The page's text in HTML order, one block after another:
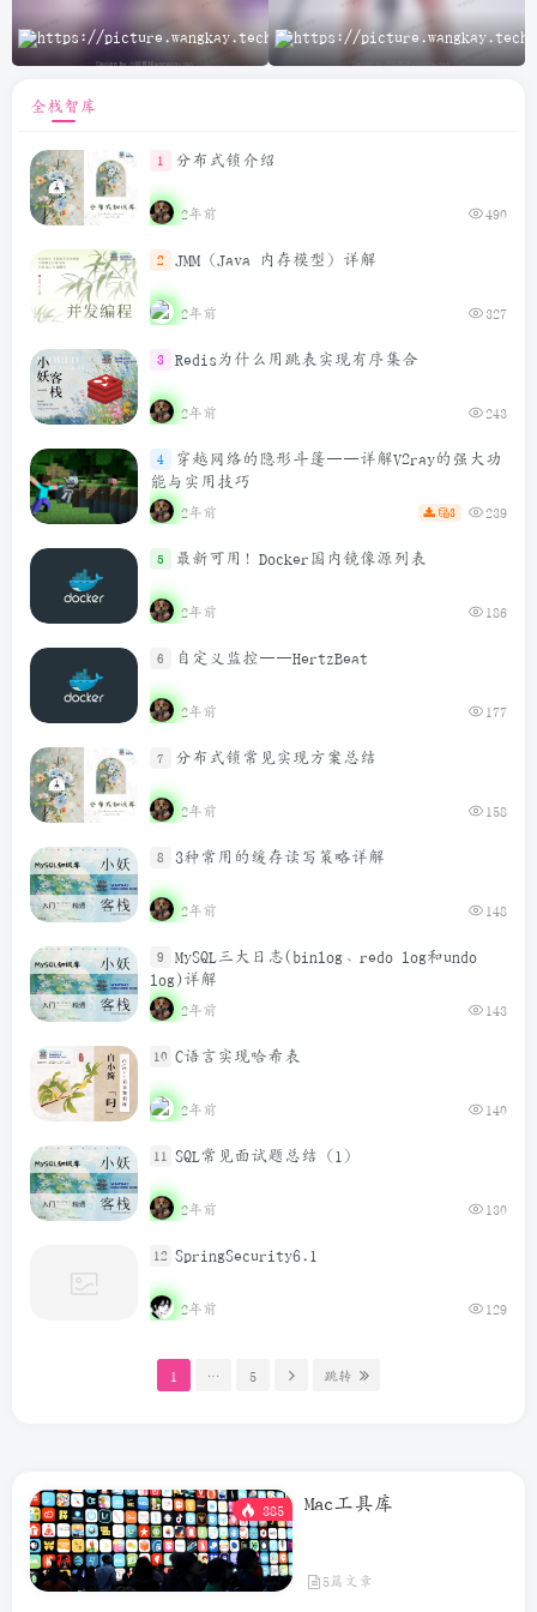
AI
全栈智库
1 分布式锁介绍
2年前 490
2 JMM（Java 内存模型）详解
2年前 327
3 Redis为什么用跳表实现有序集合
2年前 243
4
穿越网络的隐形斗篷——详解V2ray的强大功
能与实用技巧
2年前 3 239
5 最新可用！Docker国内镜像源列表
2年前 186
6 自定义监控——HertzBeat
2年前 177
7 分布式锁常见实现方案总结
2年前 158
8 3种常用的缓存读写策略详解
2年前 148
9
MySQL三大日志(binlog、redo log和undo
log)详解
2年前 143
10 C语言实现哈希表
2年前 140
11 SQL常见面试题总结（1）
2年前 130
12 SpringSecurity6.1
2年前 129
1 … 5 跳转
385 Mac工具库
5篇文章